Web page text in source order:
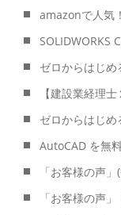
amazonで人気
SOLIDWORKS
ゼロからはじめ
【建設業経理
ゼロからはじめ
AutoCAD を無
「お客様の声
「お客様の声」